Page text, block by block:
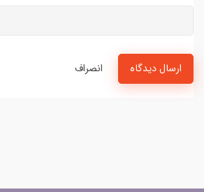
ارسال دیدگاه انصراف